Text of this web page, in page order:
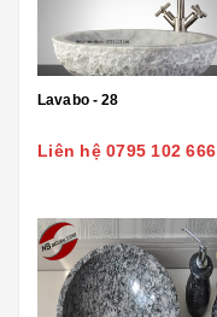
Lavabo - 28
Liên hệ 0795 102 666